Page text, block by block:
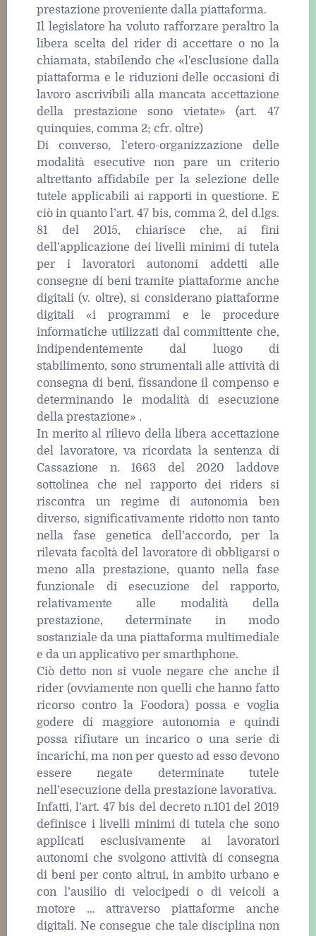
prestazione proveniente dalla piattaforma.
Il legislatore ha voluto rafforzare peraltro la
libera scelta del rider di accettare o no la
chiamata, stabilendo che «l'esclusione dalla
piattaforma e le riduzioni delle occasioni di
lavoro ascrivibili alla mancata accettazione
della prestazione sono vietate» (art. 47
quinquies, comma 2; cfr. oltre)
Di converso, l’etero-organizzazione delle
modalità esecutive non pare un criterio
altrettanto affidabile per la selezione delle
tutele applicabili ai rapporti in questione. E
ciò in quanto l’art. 47 bis, comma 2, del d.lgs.
81 del 2015, chiarisce che, ai fini
dell’applicazione dei livelli minimi di tutela
per i lavoratori autonomi addetti alle
consegne di beni tramite piattaforme anche
digitali (v. oltre), si considerano piattaforme
digitali «i programmi e le procedure
informatiche utilizzati dal committente che,
indipendentemente dal luogo di
stabilimento, sono strumentali alle attività di
consegna di beni, fissandone il compenso e
determinando le modalità di esecuzione
della prestazione» .
In merito al rilievo della libera accettazione
del lavoratore, va ricordata la sentenza di
Cassazione n. 1663 del 2020 laddove
sottolinea che nel rapporto dei riders si
riscontra un regime di autonomia ben
diverso, significativamente ridotto non tanto
nella fase genetica dell’accordo, per la
rilevata facoltà del lavoratore di obbligarsi o
meno alla prestazione, quanto nella fase
funzionale di esecuzione del rapporto,
relativamente alle modalità della
prestazione, determinate in modo
sostanziale da una piattaforma multimediale
e da un applicativo per smarthphone.
Ciò detto non si vuole negare che anche il
rider (ovviamente non quelli che hanno fatto
ricorso contro la Foodora) possa e voglia
godere di maggiore autonomia e quindi
possa rifiutare un incarico o una serie di
incarichi, ma non per questo ad esso devono
essere negate determinate tutele
nell’esecuzione della prestazione lavorativa.
Infatti, l’art. 47 bis del decreto n.101 del 2019
definisce i livelli minimi di tutela che sono
applicati esclusivamente ai lavoratori
autonomi che svolgono attività di consegna
di beni per conto altrui, in ambito urbano e
con l’ausilio di velocipedi o di veicoli a
motore … attraverso piattaforme anche
digitali. Ne consegue che tale disciplina non